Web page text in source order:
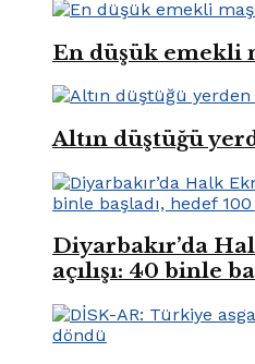
En düşük emekli
Altın düştüğü
Diyarbakır’da
açılışı: 40 binle